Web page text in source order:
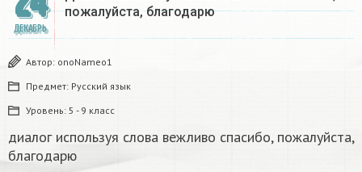
ДЕКАБРЬ
пожалуйста, благодарю
Автор: onoNameo1
Предмет: Русский язык
Уровень: 5 - 9 класс
диалог используя слова вежливо спасибо, пожалуйста,
благодарю